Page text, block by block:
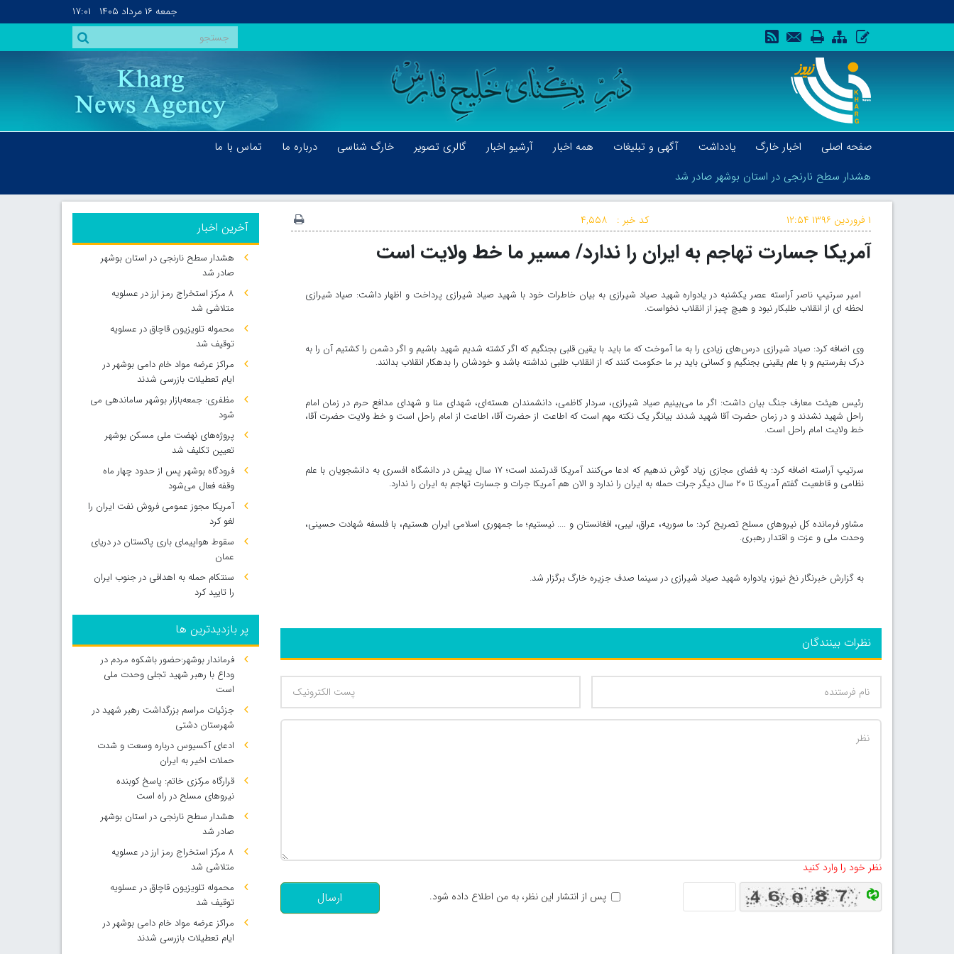
جمعه ۱۶ مرداد ۱۴۰۵ ۱۷:۰۱
صفحه اصلی اخبار خارگ یادداشت آگهی و تبلیغات همه اخبار آرشیو اخبار گالری تصویر خارگ شناسی درباره ما
تماس با ما
هشدار سطح نارنجی در استان بوشهر صادر شد
هشدار سطح نارنجی در استان بوشهر صادر شد
کد خبر : ۴,۵۵۸ ۱ فروردین ۱۳۹۶ ۱۲:۵۴
آمریکا جسارت تهاجم به ایران را ندارد/ مسیر ما خط ولایت است
امیر سرتیپ ناصر آراسته عصر یکشنبه در یادواره شهید صیاد شیرازی به بیان خاطرات خود با شهید صیاد شیرازی پرداخت و اظهار داشت: صیاد شیرازی
لحظه ای از انقلاب طلبکار نبود و هیچ چیز از انقلاب نخواست.
وی اضافه کرد: صیاد شیرازی درس‌های زیادی را به ما آموخت که ما باید با یقین قلبی بجنگیم که اگر کشته شدیم شهید باشیم و اگر دشمن را کشتیم آن را به
درک بفرستیم و با علم یقینی بجنگیم و کسانی باید بر ما حکومت کنند که از انقلاب‌ طلبی نداشته باشد و خودشان را بدهکار انقلاب بدانند.
رئیس هیئت معارف جنگ بیان داشت: اگر ما می‌بینیم صیاد شیرازی، سردار کاظمی، دانشمندان هسته‌ای، شهدای منا و شهدای مدافع حرم در زمان امام
راحل شهید نشدند و در زمان حضرت آقا شهید شدند بیانگر یک نکته مهم است که اطاعت از حضرت آقا، اطاعت از امام راحل است و خط ولایت حضرت آقا،
خط ولایت امام راحل است.
سرتیپ آراسته اضافه کرد: به فضای مجازی زیاد گوش ندهیم که ادعا می‌کنند آمریکا قدرتمند است؛ ۱۷ سال پیش در دانشگاه افسری به دانشجویان با علم
نظامی و قاطعیت گفتم آمریکا تا ۲۰ سال دیگر جرات حمله به ایران را ندارد و الان هم آمریکا جرات و جسارت تهاجم به ایران را ندارد.
مشاور فرمانده کل نیروهای مسلح تصریح کرد: ما سوریه، عراق، لیبی، افغانستان و .... نیستیم؛ ما جمهوری اسلامی ایران هستیم، با فلسفه شهادت حسینی،
وحدت ملی و عزت و اقتدار رهبری.
به گزارش خبرنگار نخ نیوز، یادواره شهید صیاد شیرازی در سینما صدف جزیره خارگ برگزار شد.
نظرات بینندگان
نظر خود را وارد کنید
پس از انتشار این نظر، به من اطلاع داده شود.
ارسال
آخرین اخبار
هشدار سطح نارنجی در استان بوشهر
صادر شد
۸ مرکز استخراج رمز ارز در عسلویه
متلاشی شد
محموله تلویزیون قاچاق در عسلویه
توقیف شد
مراکز عرضه مواد خام دامی بوشهر در
ایام تعطیلات بازرسی شدند
مظفری: جمعه‌بازار بوشهر ساماندهی می‌
شود
پروژه‌های نهضت ملی مسکن بوشهر
تعیین تکلیف شد
فرودگاه بوشهر پس از حدود چهار ماه
وقفه فعال می‌شود
آمریکا مجوز عمومی فروش نفت ایران را
لغو کرد
سقوط هواپیمای باری پاکستان در دریای
عمان
سنتکام حمله به اهدافی در جنوب ایران
را تایید کرد
پر بازدیدترین ها
فرماندار بوشهر:حضور باشکوه مردم در
وداع با رهبر شهید تجلی وحدت ملی
است
جزئیات مراسم بزرگداشت رهبر شهید در
شهرستان دشتی
ادعای آکسیوس درباره وسعت و شدت
حملات اخیر به ایران
قرارگاه مرکزی خاتم: پاسخ کوبنده
نیروهای مسلح در راه است
هشدار سطح نارنجی در استان بوشهر
صادر شد
۸ مرکز استخراج رمز ارز در عسلویه
متلاشی شد
محموله تلویزیون قاچاق در عسلویه
توقیف شد
مراکز عرضه مواد خام دامی بوشهر در
ایام تعطیلات بازرسی شدند